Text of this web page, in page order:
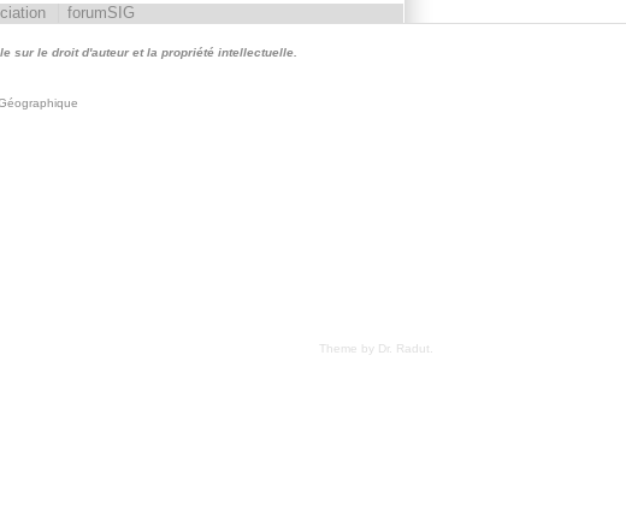
forumSIG
sur le droit d'auteur et la propriété intellectuelle.
Theme by Dr. Radut